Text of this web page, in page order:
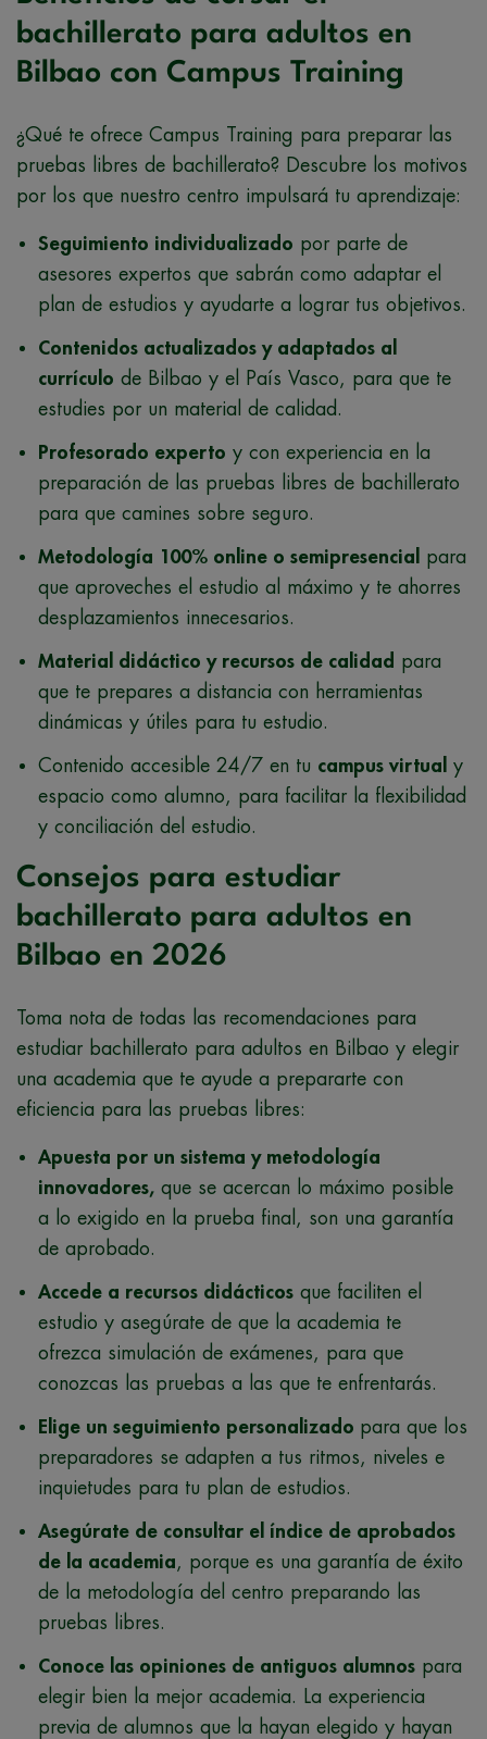
bachillerato para adultos en
Bilbao con Campus Training
¿Qué te ofrece Campus Training para preparar las
pruebas libres de bachillerato? Descubre los motivos
por los que nuestro centro impulsará tu aprendizaje:
Seguimiento individualizado por parte de
asesores expertos que sabrán como adaptar el
plan de estudios y ayudarte a lograr tus objetivos.
Contenidos actualizados y adaptados al
currículo de Bilbao y el País Vasco, para que te
estudies por un material de calidad.
Profesorado experto y con experiencia en la
preparación de las pruebas libres de bachillerato
para que camines sobre seguro.
Metodología 100% online o semipresencial
para
que aproveches el estudio al máximo y te ahorres
desplazamientos innecesarios.
Material didáctico y recursos de calidad para
que te prepares a distancia con herramientas
dinámicas y útiles para tu estudio.
Contenido accesible 24/7 en tu campus virtual
y
espacio como alumno, para facilitar la flexibilidad
y conciliación del estudio.
Consejos para estudiar
bachillerato para adultos en
Bilbao en 2026
Toma nota de todas las recomendaciones para
estudiar bachillerato para adultos en Bilbao y elegir
una academia que te ayude a prepararte con
eficiencia para las pruebas libres:
Apuesta por un sistema y metodología
innovadores, que se acercan lo máximo posible
a lo exigido en la prueba final, son una garantía
de aprobado.
Accede a recursos didácticos que faciliten el
estudio y asegúrate de que la academia te
ofrezca simulación de exámenes, para que
conozcas las pruebas a las que te enfrentarás.
Elige un seguimiento personalizado para que los
preparadores se adapten a tus ritmos, niveles e
inquietudes para tu plan de estudios.
Asegúrate de consultar el índice de aprobados
de la academia, porque es una garantía de éxito
de la metodología del centro preparando las
pruebas libres.
Conoce las opiniones de antiguos alumnos para
elegir bien la mejor academia. La experiencia
previa de alumnos que la hayan elegido y hayan